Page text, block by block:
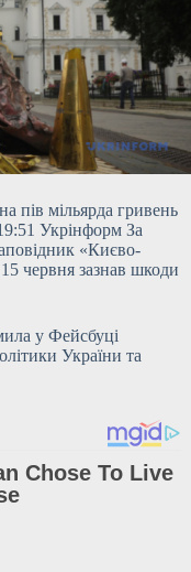
пів мільярда гривень
Укрінформ За
«Києво-
червня зазнав шкоди
у Фейсбуці
України та